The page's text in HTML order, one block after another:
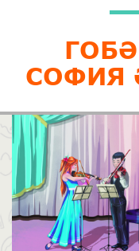
СОФИЯ